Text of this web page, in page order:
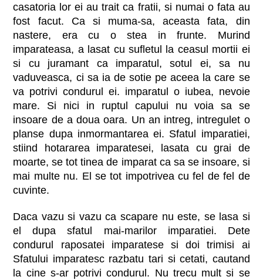
casatoria lor ei au trait ca fratii, si numai o fata au
fost facut. Ca si muma-sa, aceasta fata, din
nastere, era cu o stea in frunte. Murind
imparateasa, a lasat cu sufletul la ceasul mortii ei
si cu juramant ca imparatul, sotul ei, sa nu
vaduveasca, ci sa ia de sotie pe aceea la care se
va potrivi condurul ei. imparatul o iubea, nevoie
mare. Si nici in ruptul capului nu voia sa se
insoare de a doua oara. Un an intreg, intregulet o
planse dupa inmormantarea ei. Sfatul imparatiei,
stiind hotararea imparatesei, lasata cu grai de
moarte, se tot tinea de imparat ca sa se insoare, si
mai multe nu. El se tot impotrivea cu fel de fel de
cuvinte.
Daca vazu si vazu ca scapare nu este, se lasa si
el dupa sfatul mai-marilor imparatiei. Dete
condurul raposatei imparatese si doi trimisi ai
Sfatului imparatesc razbatu tari si cetati, cautand
la cine s-ar potrivi condurul. Nu trecu mult si se